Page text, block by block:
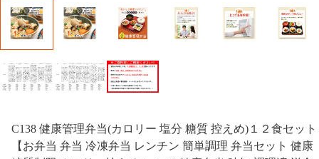
C138 健康管理弁当(カロリー 塩分 糖質 控えめ)１２食セット
【お弁当 弁当 冷凍弁当 レンチン 簡単調理 弁当セット 健康